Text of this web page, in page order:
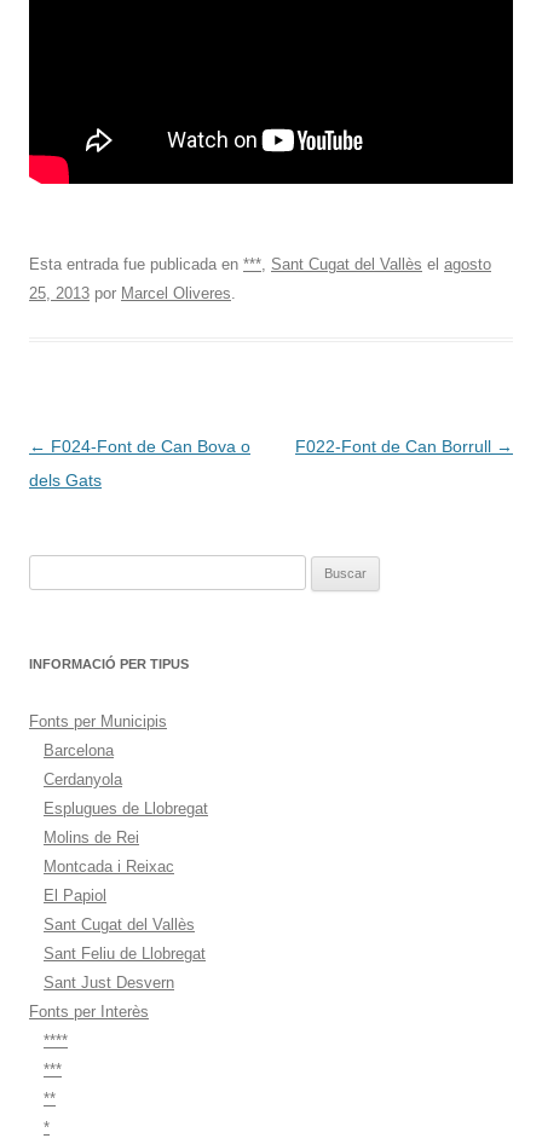
Esta entrada fue publicada en ***, Sant Cugat del Vallès el agosto
25, 2013 por Marcel Oliveres.
Navegación
de
← F024-Font de Can Bova o
dels Gats
F022-Font de Can Borrull →
INFORMACIÓ PER TIPUS
Fonts per Municipis
Barcelona
Cerdanyola
Esplugues de Llobregat
Molins de Rei
Montcada i Reixac
El Papiol
Sant Cugat del Vallès
Sant Feliu de Llobregat
Sant Just Desvern
Fonts per Interès
****
***
**
*